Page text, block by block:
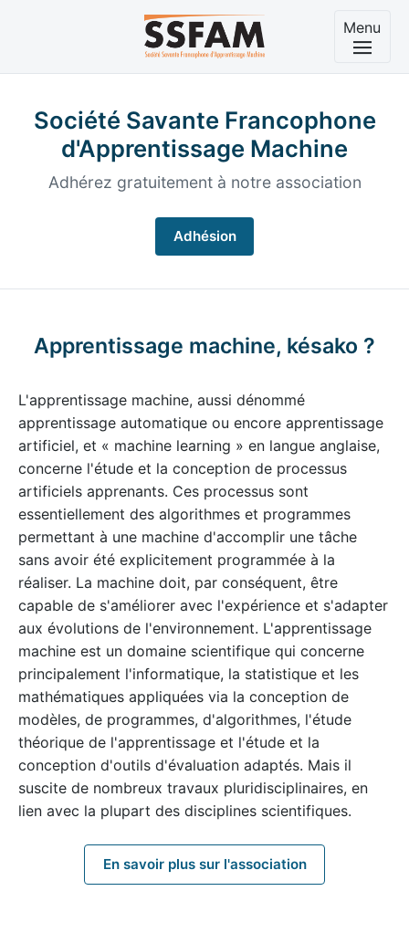
Menu
Société Savante Francophone
d'Apprentissage Machine
Adhérez gratuitement à notre association
Adhésion
Apprentissage machine, késako ?
L'apprentissage machine, aussi dénommé
apprentissage automatique ou encore apprentissage
artificiel, et « machine learning » en langue anglaise,
concerne l'étude et la conception de processus
artificiels apprenants. Ces processus sont
essentiellement des algorithmes et programmes
permettant à une machine d'accomplir une tâche
sans avoir été explicitement programmée à la
réaliser. La machine doit, par conséquent, être
capable de s'améliorer avec l'expérience et s'adapter
aux évolutions de l'environnement. L'apprentissage
machine est un domaine scientifique qui concerne
principalement l'informatique, la statistique et les
mathématiques appliquées via la conception de
modèles, de programmes, d'algorithmes, l'étude
théorique de l'apprentissage et l'étude et la
conception d'outils d'évaluation adaptés. Mais il
suscite de nombreux travaux pluridisciplinaires, en
lien avec la plupart des disciplines scientifiques.
En savoir plus sur l'association